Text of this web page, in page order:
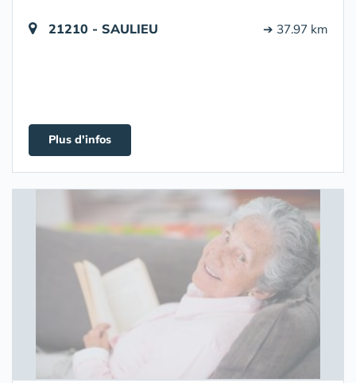
21210 - SAULIEU ➔ 37.97 km
Plus d'infos